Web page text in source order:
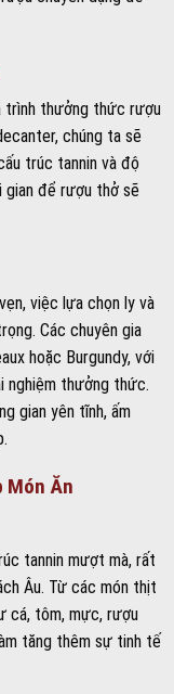
việc lựa chọn ly và
Các chuyên gia
hoặc Burgundy, với
nghiệm thưởng thức.
gian yên tĩnh, ấm
Ăn
tannin mượt mà, rất
Âu. Từ các món thịt
tôm, mực, rượu
tăng thêm sự tinh tế
F còn có thể kết hợp
Nam. Từ các món
hầm và xào,
thức vô cùng
loại phô mai và